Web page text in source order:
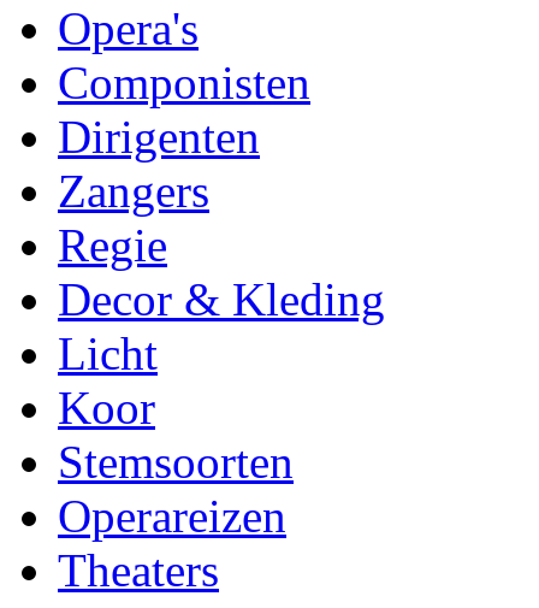
Opera's
Componisten
Dirigenten
Zangers
Regie
Decor & Kleding
Licht
Koor
Stemsoorten
Operareizen
Theaters